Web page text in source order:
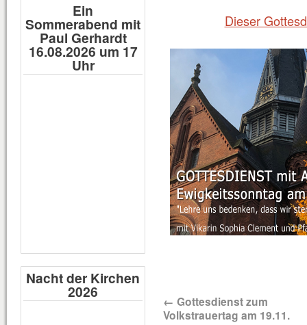
Dieser
← Gottesdienst zum
Volkstrauertag am 19.11.
Ein
Sommerabend mit
Paul Gerhardt
16.08.2026 um 17
Uhr
Nacht der Kirchen
2026